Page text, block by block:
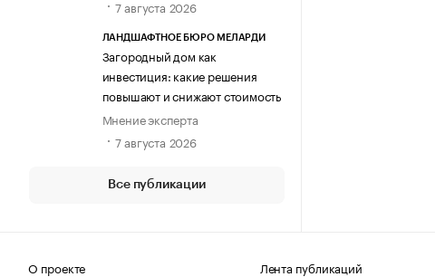
7 августа 2026
ЛАНДШАФТНОЕ БЮРО МЕЛАРДИ
Загородный дом как
инвестиция: какие решения
повышают и снижают стоимость
Мнение эксперта
7 августа 2026
Все публикации
О проекте
Лента публикаций